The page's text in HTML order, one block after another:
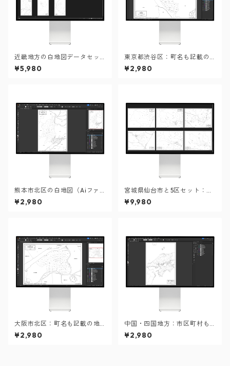
近畿地方の白地図データセッ
ト
¥5,980
東京都渋谷区：町名も記載の
地図データ（PDF・Aiファイ
ル）
¥2,980
熊本市北区の白地図（Aiファ
イル）
¥2,980
宮城県仙台市と5区セット：町
名も記載の地図データ（PD
F・Aiファイル）
¥9,980
大阪市北区：町名も記載の地
図データ（PDF・Aiファイ
ル）
¥2,980
中国・四国地方：市区町村も
記載の地図データ（PDF・Ai
ファイル）
¥2,980